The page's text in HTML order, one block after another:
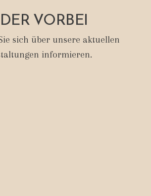
VORBEI
sich über unsere aktuellen
informieren.